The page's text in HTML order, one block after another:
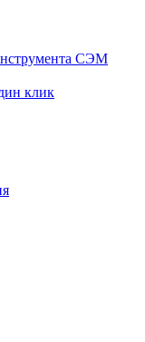
СЭМ
клик